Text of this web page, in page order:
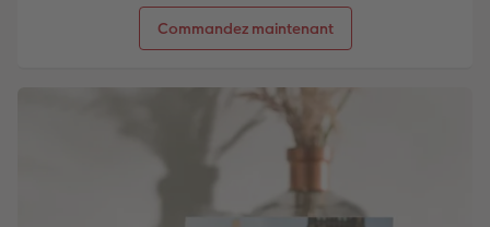
Commandez maintenant